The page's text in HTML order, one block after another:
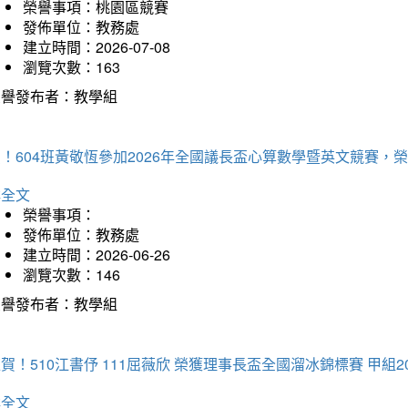
榮譽事項：桃園區競賽
發佈單位：教務處
建立時間：2026-07-08
瀏覽次數：163
發布者：教學組
604班黃敬恆參加2026年全國議長盃心算數學暨英文競賽，
文
榮譽事項：
發佈單位：教務處
建立時間：2026-06-26
瀏覽次數：146
發布者：教學組
！510江書伃 111屈薇欣 榮獲理事長盃全國溜冰錦標賽 甲組
文